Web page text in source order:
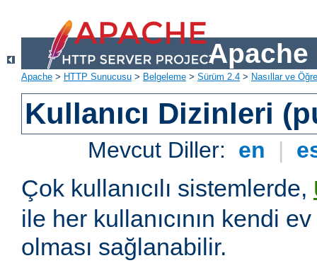
Apache
Apache > HTTP Sunucusu > Belgeleme > Sürüm 2.4 > Nasıllar ve
Kullanıcı Dizinleri
Mevcut Diller: en |
Çok kullanıcılı sistemlerde,
ile her kullanıcının kendi
olması sağlanabilir.